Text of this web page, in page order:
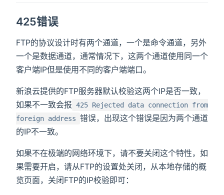
425错误
FTP的协议设计时有两个通道，一个是命令通道，另外
一个是数据通道，通常情况下，这两个通道使用同一个
客户端IP但是使用不同的客户端端口。
新浪云提供的FTP服务器默认校验这两个IP是否一致，
如果不一致会报 425 Rejected data connection from
foreign address 错误，出现这个错误是因为两个通道
的IP不一致。
如果不在极端的网络环境下，请不要关闭这个特性，如
果需要开启，请从FTP的设置处关闭，从本地存储的概
览页面，关闭FTP的IP校验即可：